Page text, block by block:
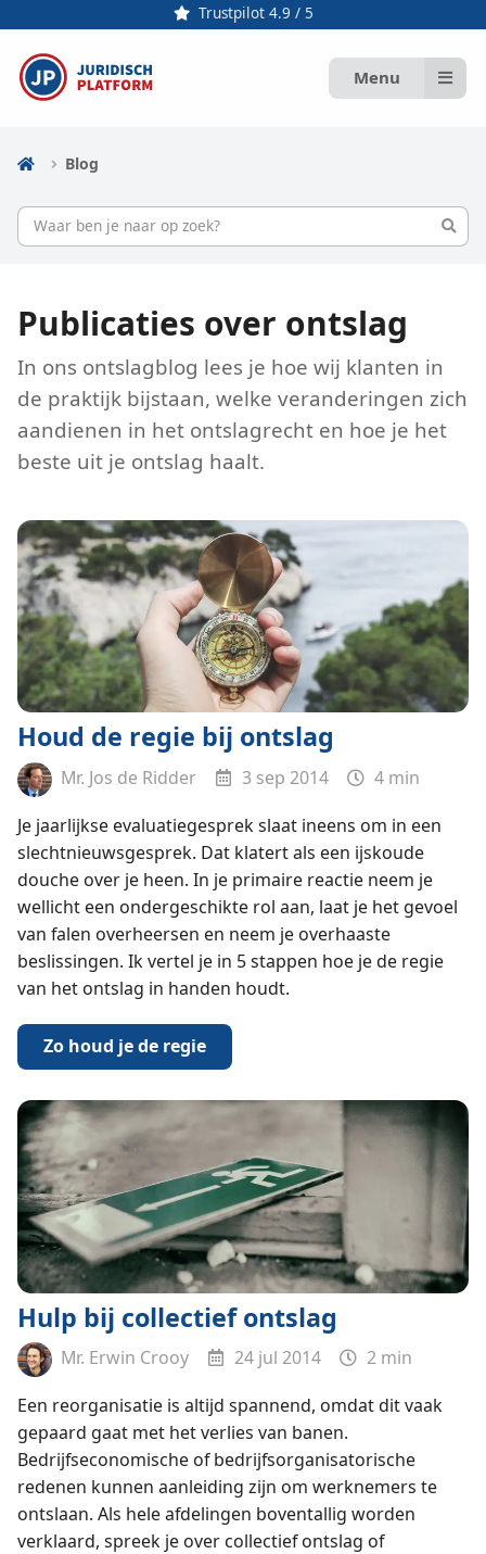
Trustpilot 4.9 / 5
Menu
Blog
Publicaties over ontslag
In ons ontslagblog lees je hoe wij klanten in
de praktijk bijstaan, welke veranderingen zich
aandienen in het ontslagrecht en hoe je het
beste uit je ontslag haalt.
Houd de regie bij ontslag
Mr. Jos de Ridder 3 sep 2014
4 min
Je jaarlijkse evaluatiegesprek slaat ineens om in een
slechtnieuwsgesprek. Dat klatert als een ijskoude
douche over je heen. In je primaire reactie neem je
wellicht een ondergeschikte rol aan, laat je het gevoel
van falen overheersen en neem je overhaaste
beslissingen. Ik vertel je in 5 stappen hoe je de regie
van het ontslag in handen houdt.
Zo houd je de regie
Hulp bij collectief ontslag
Mr. Erwin Crooy 24 jul 2014
2 min
Een reorganisatie is altijd spannend, omdat dit vaak
gepaard gaat met het verlies van banen.
Bedrijfseconomische of bedrijfsorganisatorische
redenen kunnen aanleiding zijn om werknemers te
ontslaan. Als hele afdelingen boventallig worden
verklaard, spreek je over collectief ontslag of